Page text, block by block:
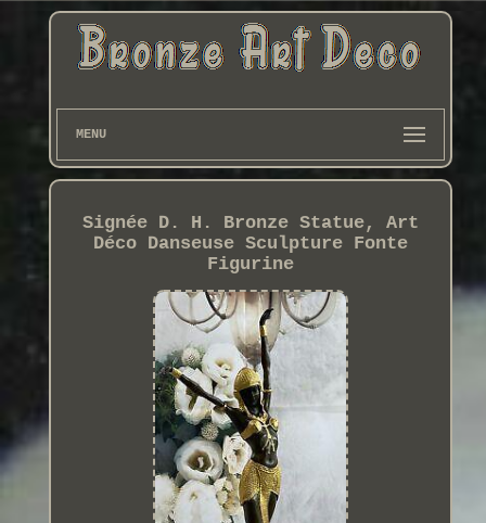
MENU
Signée D. H. Bronze Statue, Art
Déco Danseuse Sculpture Fonte
Figurine